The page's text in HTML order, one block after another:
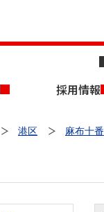
採用情報
港区 麻布十番